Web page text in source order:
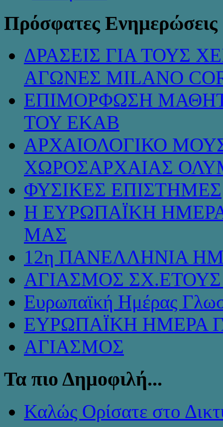
Πρόσφατες Ενημερώσεις
ΔΡΑΣΕΙΣ ΓΙΑ ΤΟΥΣ
ΑΓΩΝΕΣ MILANO
ΕΠΙΜΟΡΦΩΣΗ
ΤΟΥ ΕΚΑΒ
ΑΡΧΑΙΟΛΟΓΙΚΟ
ΧΩΡΟΣΑΡΧΑΙΑΣ
ΦΥΣΙΚΕΣ ΕΠΙΣΤΗΜΕΣ
Η ΕΥΡΩΠΑΪΚΗ
ΜΑΣ
12η ΠΑΝΕΛΛΗΝΙΑ
ΑΓΙΑΣΜΟΣ ΣΧ.ΕΤΟΥΣ
Ευρωπαϊκή Ημέρας
ΕΥΡΩΠΑΪΚΗ ΗΜΕΡΑ
ΑΓΙΑΣΜΟΣ
Τα πιο Δημοφιλή...
Καλώς Ορίσατε στο